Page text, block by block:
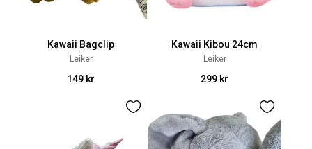
Kawaii Bagclip
Leiker
149 kr
Kawaii Kibou 24cm
Leiker
299 kr